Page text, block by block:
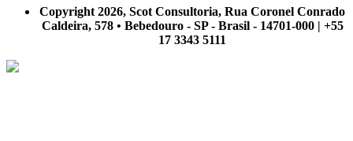
Copyright 2026, Scot Consultoria, Rua Coronel Conrado
Caldeira, 578 • Bebedouro - SP - Brasil - 14701-000 | +55
17 3343 5111